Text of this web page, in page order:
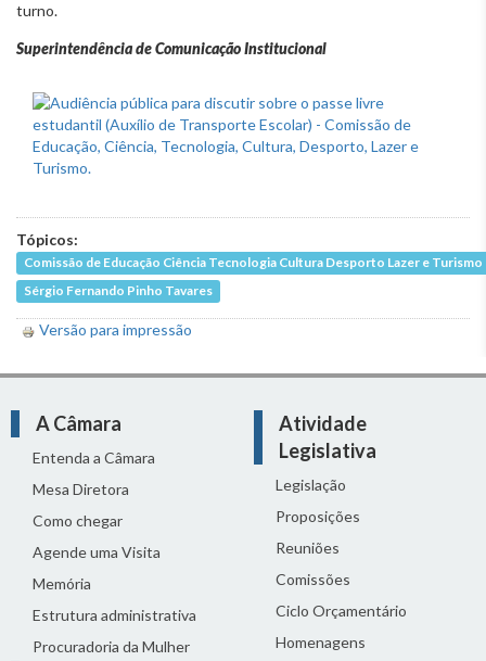
turno.
Superintendência de Comunicação Institucional
Tópicos:
Comissão de Educação Ciência Tecnologia Cultura Desporto Lazer e Turismo
Sérgio Fernando Pinho Tavares
Versão para impressão
A Câmara
Entenda a Câmara
Mesa Diretora
Como chegar
Agende uma Visita
Memória
Estrutura administrativa
Procuradoria da Mulher
Atividade
Legislativa
Legislação
Proposições
Reuniões
Comissões
Ciclo Orçamentário
Homenagens